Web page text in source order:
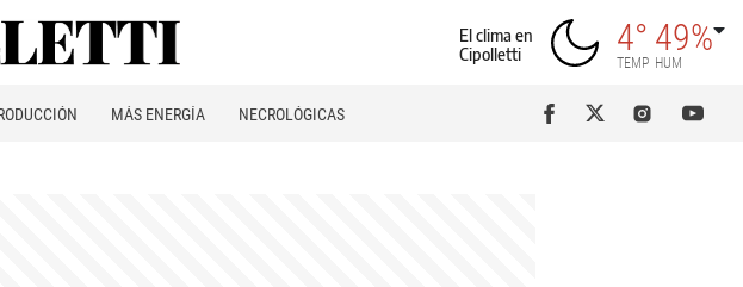
El clima en
Cipolletti
4°
TEMP
49%
HUM
MÁS ENERGÍA NECROLÓGICAS